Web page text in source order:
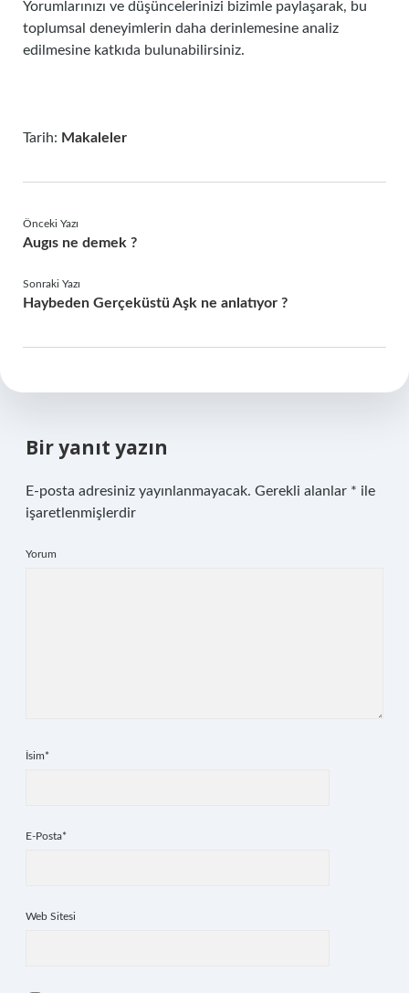
Yorumlarınızı ve düşüncelerinizi bizimle paylaşarak, bu
toplumsal deneyimlerin daha derinlemesine analiz
edilmesine katkıda bulunabilirsiniz.
Tarih: Makaleler
Önceki Yazı
Augıs ne demek ?
Sonraki Yazı
Haybeden Gerçeküstü Aşk ne anlatıyor ?
Bir yanıt yazın
E-posta adresiniz yayınlanmayacak. Gerekli alanlar * ile
işaretlenmişlerdir
Yorum
İsim*
E-Posta*
Web Sitesi